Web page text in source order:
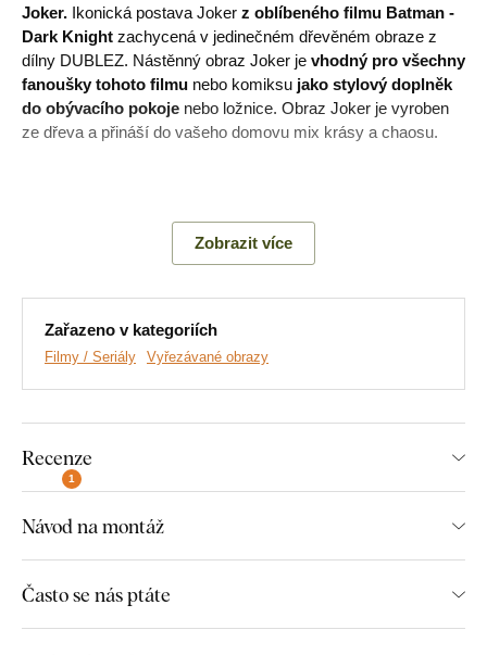
Joker. Ikonická postava Joker z oblíbeného filmu Batman -
Dark Knight zachycená v jedinečném dřevěném obraze z
dílny DUBLEZ. Nástěnný obraz Joker je vhodný pro všechny
fanoušky tohoto filmu nebo komiksu jako stylový doplněk
do obývacího pokoje nebo ložnice. Obraz Joker je vyroben
ze dřeva a přináší do vašeho domovu mix krásy a chaosu.
Hlavní výhody produktu:
Moderní obraz na zeď
Ideální dárek pro fanouška
Ekologická výroba ze dřeva
Jednoduchá montáž na zeď
Dřevěný 3 mm tlustý materiál
Instalace dekorace je opravdu snadná :) Pro zavěšení
doporučujeme použít pěnovou lepicí pásku nebo malé hřebíky.
Bez vrtání, jednoduše a rychle.
Zobrazit více
Zařazeno v kategoriích
Filmy / Seriály Vyřezávané obrazy
Recenze
1
Návod na montáž
Často se nás ptáte